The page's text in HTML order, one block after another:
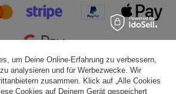
Bequeme Lieferung
um Deine Online-Erfahrung zu verbessern,
analysieren und für Werbezwecke. Wir
zusammen. Klick auf „Alle Cookies
Cookies auf Deinem Gerät gespeichert